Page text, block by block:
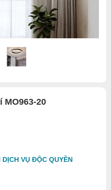
20
DỊCH VỤ ĐỘC QUYỀN